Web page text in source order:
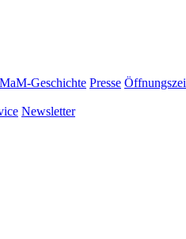
MaM-Geschichte Presse
Newsletter